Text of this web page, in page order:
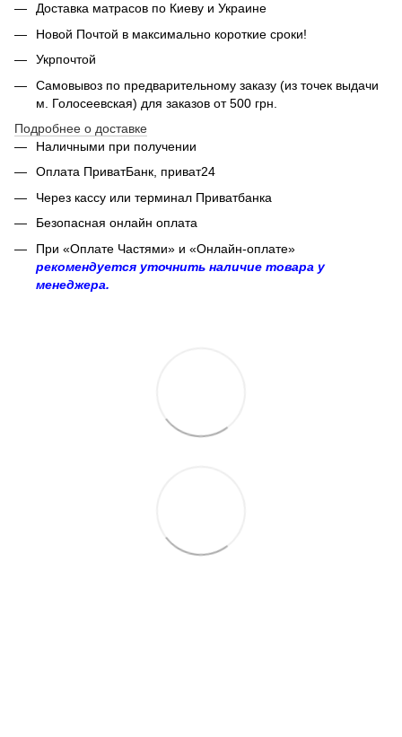
Доставка матрасов по Киеву и Украине
Новой Почтой в максимально короткие сроки!
Укрпочтой
Самовывоз по предварительному заказу (из точек выдачи
м. Голосеевская) для заказов от 500 грн.
Подробнее о доставке
Наличными при получении
Оплата ПриватБанк, приват24
Через кассу или терминал Приватбанка
Безопасная онлайн оплата
При «Оплате Частями» и «Онлайн-оплате»
рекомендуется уточнить наличие товара у
менеджера.